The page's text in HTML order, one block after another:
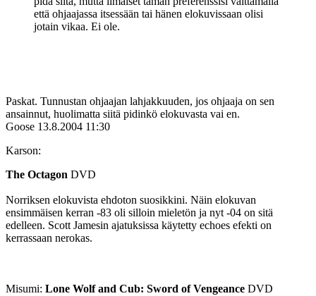
että ohjaajassa itsessään tai hänen elokuvissaan olisi
jotain vikaa. Ei ole.
Paskat. Tunnustan ohjaajan lahjakkuuden, jos ohjaaja on sen
ansainnut, huolimatta siitä pidinkö elokuvasta vai en.
Goose 13.8.2004 11:30
Karson:
The Octagon DVD
Norriksen elokuvista ehdoton suosikkini. Näin elokuvan
ensimmäisen kerran ‑83 oli silloin mieletön ja nyt ‑04 on sitä
edelleen. Scott Jamesin ajatuksissa käytetty echoes efekti on
kerrassaan nerokas.
Misumi: Lone Wolf and Cub: Sword of Vengeance DVD